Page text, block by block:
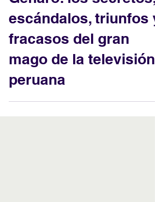
Centro de Información y Documentación
Genaro: los secretos,
escándalos, triunfos y
fracasos del gran
mago de la televisión